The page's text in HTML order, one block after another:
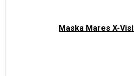
Maska Mares X-